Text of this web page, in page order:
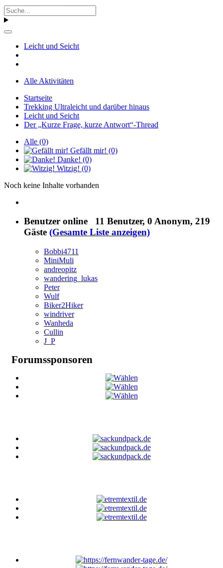
Leicht und Seicht
Alle Aktivitäten
Startseite
Trekking Ultraleicht und darüber hinaus
Leicht und Seicht
Der „Kurze Frage, kurze Antwort“-Thread
Alle (0)
Gefällt mir! (0)
Danke! (0)
Witzig! (0)
Noch keine Inhalte vorhanden
Benutzer online 11 Benutzer, 0 Anonym, 219
Gäste (Gesamte Liste anzeigen)
Bobbi4711
MiniMuli
andreopitz
wandering_lukas
Peter
Wulf
Biker2Hiker
windriver
Wanheda
Cullin
J_P
Forumssponsoren